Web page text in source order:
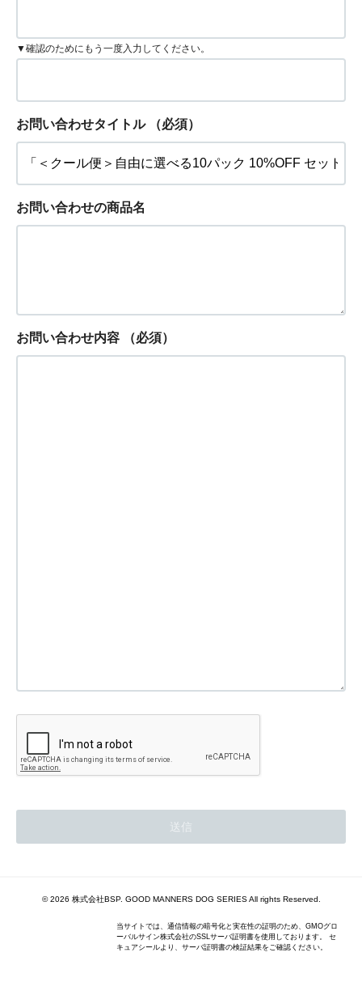
▼確認のためにもう一度入力してください。
お問い合わせタイトル （必須）
お問い合わせの商品名
お問い合わせ内容 （必須）
© 2026 株式会社BSP. GOOD MANNERS DOG SERIES All rights Reserved.
当サイトでは、通信情報の暗号化と実在性の証明のため、GMOグロ
ーバルサイン株式会社のSSLサーバ証明書を使用しております。 セ
キュアシールより、サーバ証明書の検証結果をご確認ください。